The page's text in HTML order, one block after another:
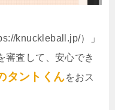
knuckleball.jp/）」
審査して、安心でき
タントくんをおス